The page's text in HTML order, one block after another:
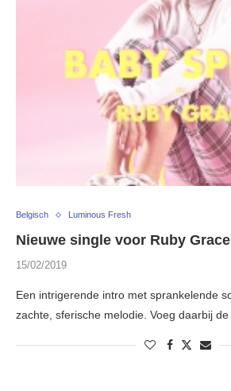
Belgisch Luminous Fresh
Nieuwe single voor Ruby Grace
15/02/2019
Een intrigerende intro met sprankelende
zachte, sferische melodie. Voeg daarbij